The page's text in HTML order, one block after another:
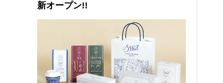
新オープン!!